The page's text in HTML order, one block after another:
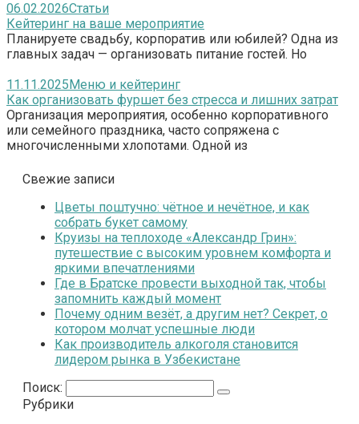
06.02.2026Статьи
Кейтеринг на ваше мероприятие
Планируете свадьбу, корпоратив или юбилей? Одна из
главных задач — организовать питание гостей. Но
11.11.2025Меню и кейтеринг
Как организовать фуршет без стресса и лишних затрат
Организация мероприятия, особенно корпоративного
или семейного праздника, часто сопряжена с
многочисленными хлопотами. Одной из
Свежие записи
Цветы поштучно: чётное и нечётное, и как
собрать букет самому
Круизы на теплоходе «Александр Грин»:
путешествие с высоким уровнем комфорта и
яркими впечатлениями
Где в Братске провести выходной так, чтобы
запомнить каждый момент
Почему одним везёт, а другим нет? Секрет, о
котором молчат успешные люди
Как производитель алкоголя становится
лидером рынка в Узбекистане
Поиск:
Рубрики